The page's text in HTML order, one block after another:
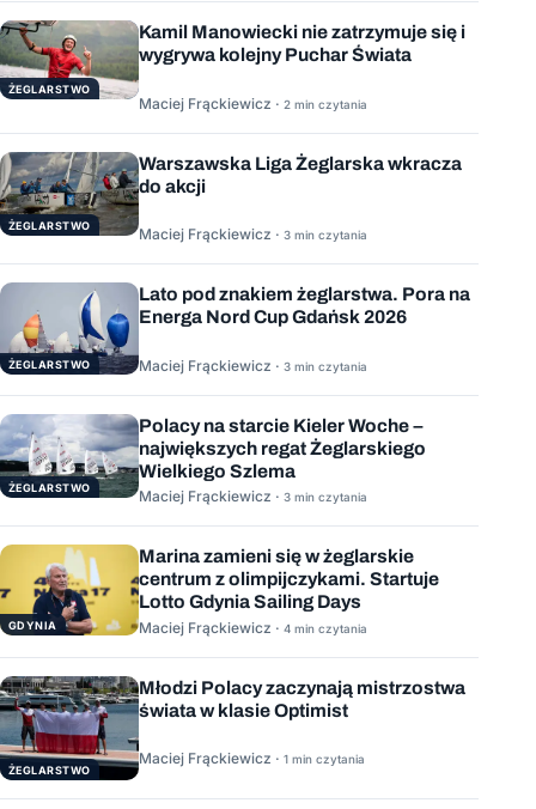
ŻEGLARSTWO
Kamil Manowiecki nie zatrzymuje się i
wygrywa kolejny Puchar Świata
Maciej Frąckiewicz · 2 min czytania
ŻEGLARSTWO
Warszawska Liga Żeglarska wkracza
do akcji
Maciej Frąckiewicz · 3 min czytania
ŻEGLARSTWO
Lato pod znakiem żeglarstwa. Pora na
Energa Nord Cup Gdańsk 2026
Maciej Frąckiewicz · 3 min czytania
ŻEGLARSTWO
Polacy na starcie Kieler Woche –
największych regat Żeglarskiego
Wielkiego Szlema
Maciej Frąckiewicz · 3 min czytania
GDYNIA
Marina zamieni się w żeglarskie
centrum z olimpijczykami. Startuje
Lotto Gdynia Sailing Days
Maciej Frąckiewicz · 4 min czytania
ŻEGLARSTWO
Młodzi Polacy zaczynają mistrzostwa
świata w klasie Optimist
Maciej Frąckiewicz · 1 min czytania